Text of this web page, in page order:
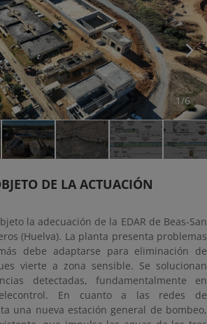
1/6
DE LA ACTUACIÓN
la adecuación de la EDAR de Beas-San
(Huelva). La planta presenta problemas
debe adaptarse para eliminación de
vierte a zona sensible. Se solucionan
detectadas, fundamentalmente en
En cuanto a las redes de
una nueva estación general de bombeo,